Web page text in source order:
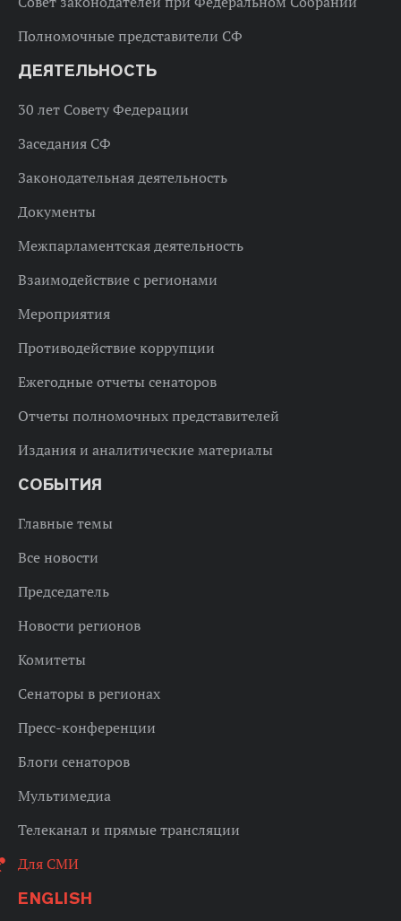
Полномочные представители СФ
ДЕЯТЕЛЬНОСТЬ
30 лет Совету Федерации
Заседания СФ
Законодательная деятельность
Документы
Межпарламентская деятельность
Взаимодействие с регионами
Мероприятия
Противодействие коррупции
Ежегодные отчеты сенаторов
Отчеты полномочных представителей
Издания и аналитические материалы
СОБЫТИЯ
Главные темы
Все новости
Председатель
Новости регионов
Комитеты
Сенаторы в регионах
Пресс-конференции
Блоги сенаторов
Мультимедиа
Телеканал и прямые трансляции
Для СМИ
ENGLISH